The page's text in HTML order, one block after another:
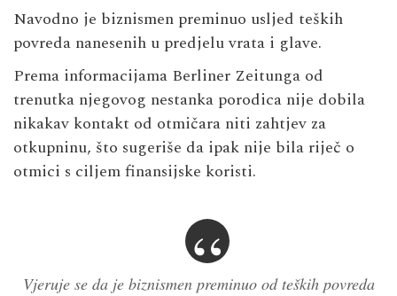
Navodno je biznismen preminuo usljed teških
povreda nanesenih u predjelu vrata i glave.
Prema informacijama Berliner Zeitunga od
trenutka njegovog nestanka porodica nije dobila
nikakav kontakt od otmičara niti zahtjev za
otkupninu, što sugeriše da ipak nije bila riječ o
otmici s ciljem finansijske koristi.
Vjeruje se da je biznismen preminuo od teških povreda